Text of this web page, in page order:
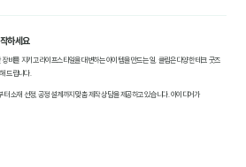
하세요
비를 지키고 라이프스타일을 대변하는 아이템을 만드는 일. 클림은 다양한 테크 굿즈
드립니다.
소재 선정, 공정 설계까지 맞춤 제작 상담을 제공하고 있습니다. 아이디어가